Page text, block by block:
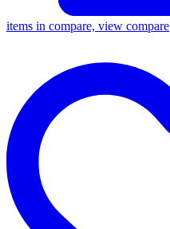
items in compare, view compare